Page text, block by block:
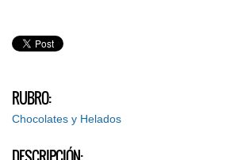
RUBRO:
Chocolates y Helados